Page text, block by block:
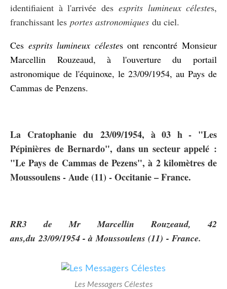
identifiaient à l'arrivée des esprits lumineux célestes,
franchissant les portes astronomiques du ciel.
Cesesprits lumineux célestes ont rencontréMonsieur
Marcellin Rouzeaud, à l'ouverture du portail
astronomique de l'équinoxe, le 23/09/1954, au Pays de
Cammas de Penzens.
La Cratophaniedu 23/09/1954, à 03 h - "Les
Pépinières de Bernardo", dans un secteur appelé :
"Le Pays de Cammas de Pezens", à 2 kilomètres de
Moussoulens - Aude (11) - Occitanie – France.
RR3 de Mr Marcellin Rouzeaud, 42
ans,du 23/09/1954 - à Moussoulens (11) - France.
Les Messagers Célestes